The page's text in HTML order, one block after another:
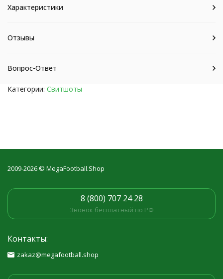
Характеристики
Отзывы
Вопрос-Ответ
Категории: Свитшоты
2009-2026 © MegaFootball.Shop
8 (800) 707 24 28
Звонок бесплатный по РФ
Контакты:
zakaz@megafootball.shop